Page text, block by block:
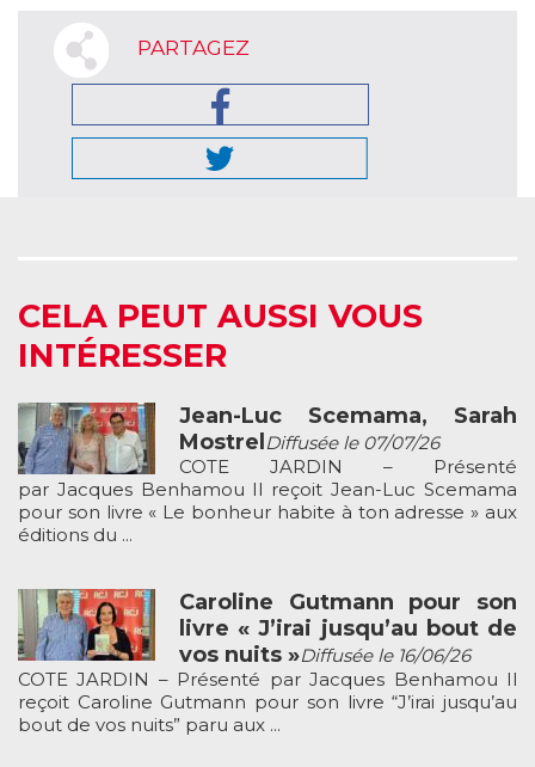
PARTAGEZ
CELA PEUT AUSSI VOUS
INTÉRESSER
Jean-Luc Scemama, Sarah
MostrelDiffusée le 07/07/26
COTE JARDIN – Présenté
par Jacques Benhamou Il reçoit Jean-Luc Scemama
pour son livre « Le bonheur habite à ton adresse » aux
éditions du ...
Caroline Gutmann pour son
livre « J’irai jusqu’au bout de
vos nuits »Diffusée le 16/06/26
COTE JARDIN – Présenté par Jacques Benhamou Il
reçoit Caroline Gutmann pour son livre “J’irai jusqu’au
bout de vos nuits” paru aux ...